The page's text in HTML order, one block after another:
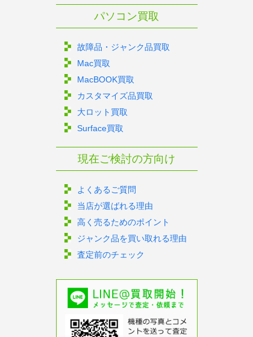
パソコン買取
故障品・ジャンク品買取
Mac買取
MacBOOK買取
カスタマイズ品買取
大ロット買取
Surface買取
現在ご検討の方向け
よくあるご質問
当店が選ばれる理由
高く売るためのポイント
ジャンク品を買い取れる理由
査定前のチェック